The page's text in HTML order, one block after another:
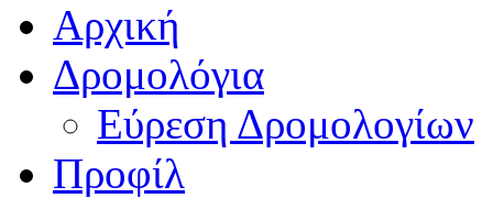
Αρχική
Δρομολόγια
Εύρεση Δρομολογίων
Προφίλ